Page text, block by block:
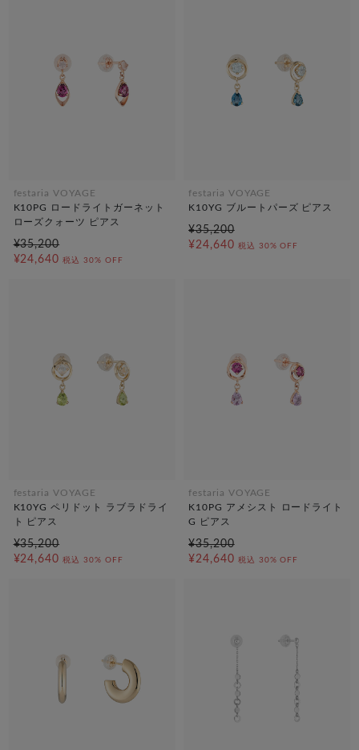
festaria VOYAGE
K10PG ロードライトガーネット
ローズクォーツ ピアス
¥35,200
¥24,640 税込 30% OFF
festaria VOYAGE
K10YG ブルートパーズ ピアス
¥35,200
¥24,640 税込 30% OFF
festaria VOYAGE
K10YG ペリドット ラブラドライ
ト ピアス
¥35,200
¥24,640 税込 30% OFF
festaria VOYAGE
K10PG アメシスト ロードライト
G ピアス
¥35,200
¥24,640 税込 30% OFF